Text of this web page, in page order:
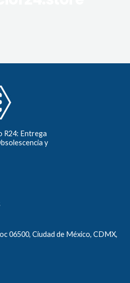
R24: Entrega
y
06500, Ciudad de México, CDMX,